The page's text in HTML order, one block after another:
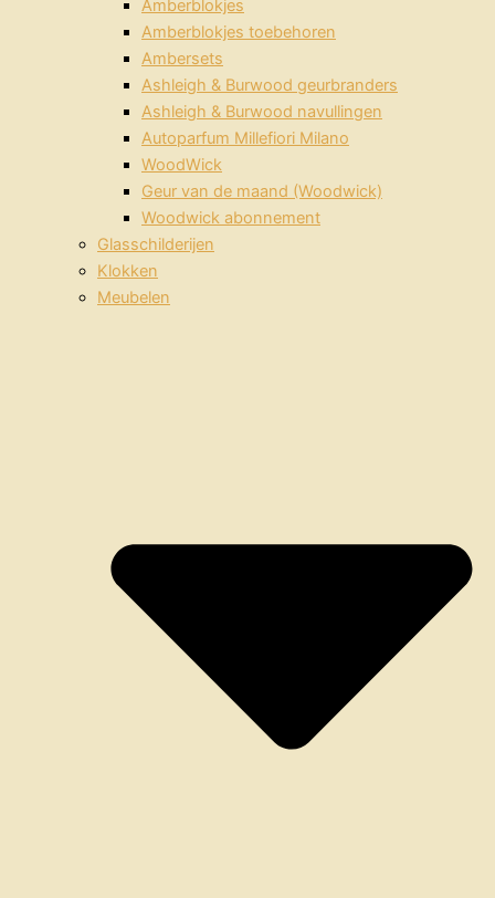
Amberblokjes
Amberblokjes toebehoren
Ambersets
Ashleigh & Burwood geurbranders
Ashleigh & Burwood navullingen
Autoparfum Millefiori Milano
WoodWick
Geur van de maand (Woodwick)
Woodwick abonnement
Glasschilderijen
Klokken
Meubelen